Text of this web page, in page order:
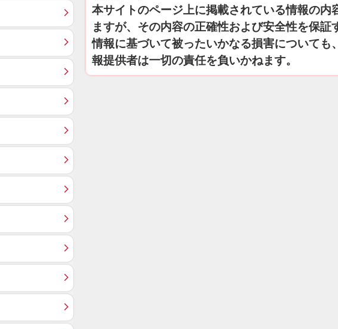
本サイトのページ上に掲載されている情報の内
ますが、その内容の正確性および安全性を保
情報に基づいて被ったいかなる損害についても
報提供者は一切の責任を負いかねます。